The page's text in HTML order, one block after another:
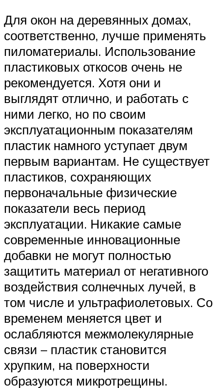
Для окон на деревянных домах,
соответственно, лучше применять
пиломатериалы. Использование
пластиковых откосов очень не
рекомендуется. Хотя они и
выглядят отлично, и работать с
ними легко, но по своим
эксплуатационным показателям
пластик намного уступает двум
первым вариантам. Не существует
пластиков, сохраняющих
первоначальные физические
показатели весь период
эксплуатации. Никакие самые
современные инновационные
добавки не могут полностью
защитить материал от негативного
воздействия солнечных лучей, в
том числе и ультрафиолетовых. Со
временем меняется цвет и
ослабляются межмолекулярные
связи – пластик становится
хрупким, на поверхности
образуются микротрещины.